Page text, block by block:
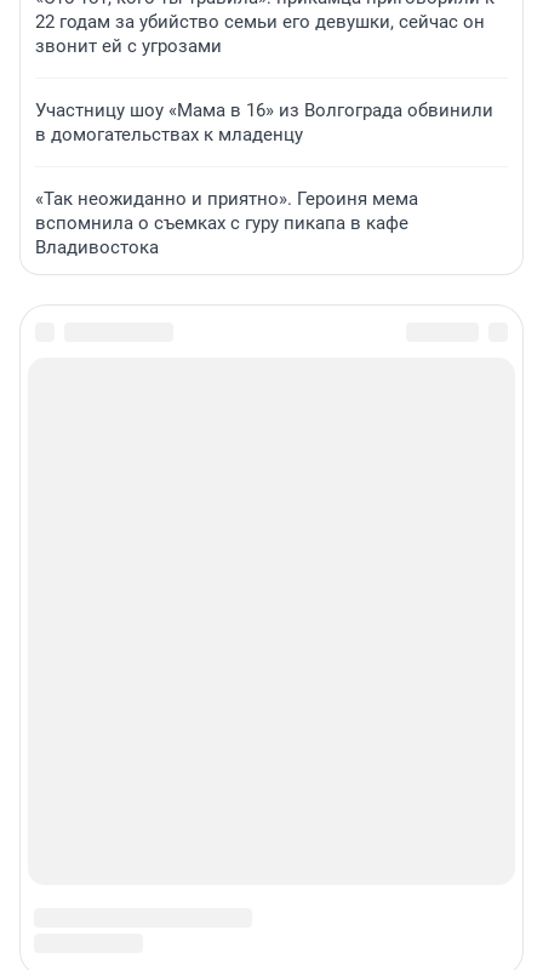
22 годам за убийство семьи его девушки, сейчас он
звонит ей с угрозами
Участницу шоу «Мама в 16» из Волгограда обвинили
в домогательствах к младенцу
«Так неожиданно и приятно». Героиня мема
вспомнила о съемках с гуру пикапа в кафе
Владивостока